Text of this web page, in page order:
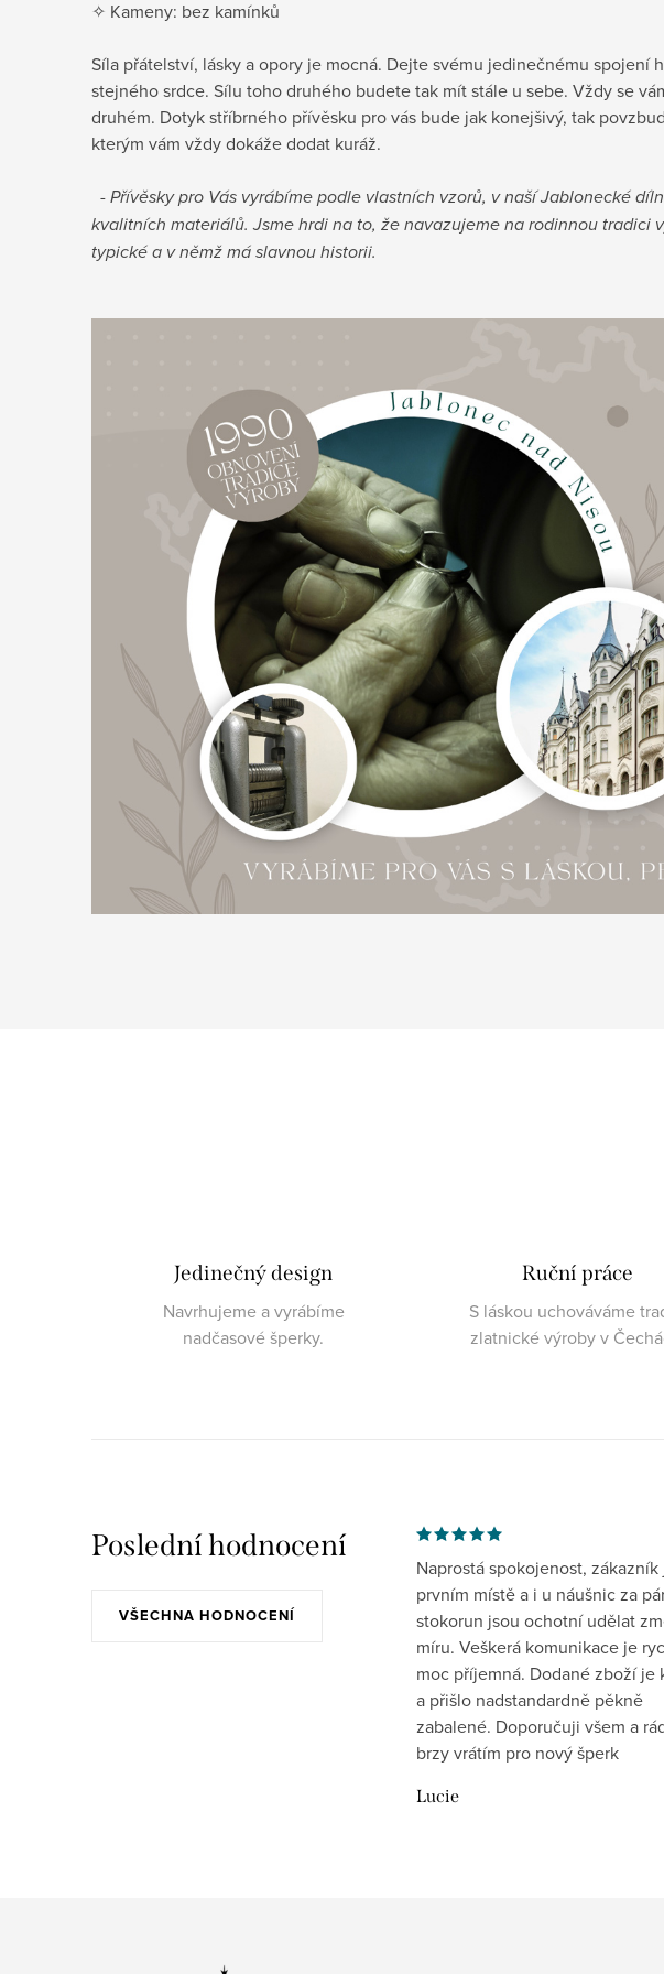
✧ Kameny: bez kamínků
Síla přátelství, lásky a opory je mocná. Dejte svému jedinečnému
stejného srdce. Sílu toho druhého budete tak mít stále u sebe. Vždy se
druhém. Dotyk stříbrného přívěsku pro vás bude jak konejšivý, tak
kterým vám vždy dokáže dodat kuráž.
- Přívěsky pro Vás vyrábíme podle vlastních vzorů, v naší Jablonecké
kvalitních materiálů. Jsme hrdi na to, že navazujeme na rodinnou
typické a v němž má slavnou historii.
Jedinečný design
Navrhujeme a vyrábíme
nadčasové šperky.
Ruční práce
S láskou uchováváme
zlatnické výroby v
Poslední hodnocení
VŠECHNA HODNOCENÍ
Naprostá spokojenost, zákazník
prvním místě a i u náušnic za
stokorun jsou ochotní udělat
míru. Veškerá komunikace je
moc příjemná. Dodané zboží je
a přišlo nadstandardně pěkně
zabalené. Doporučuji všem a
brzy vrátím pro nový šperk
Lucie